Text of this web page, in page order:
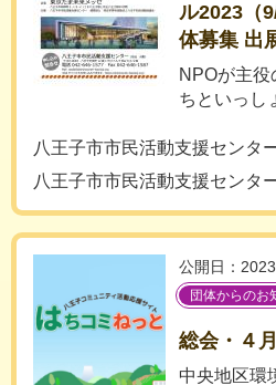
ル2023（
体募集 出
NPOが主役
ちといっし
八王子市市民活動支援センタ
八王子市市民活動支援センタ
公開日：
団体からのお
総会・４
中央地区環